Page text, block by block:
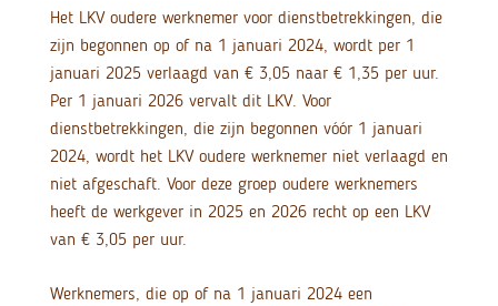
Het LKV oudere werknemer voor dienstbetrekkingen, die
zijn begonnen op of na 1 januari 2024, wordt per 1
januari 2025 verlaagd van € 3,05 naar € 1,35 per uur.
Per 1 januari 2026 vervalt dit LKV. Voor
dienstbetrekkingen, die zijn begonnen vóór 1 januari
2024, wordt het LKV oudere werknemer niet verlaagd en
niet afgeschaft. Voor deze groep oudere werknemers
heeft de werkgever in 2025 en 2026 recht op een LKV
van € 3,05 per uur.
Werknemers, die op of na 1 januari 2024 een